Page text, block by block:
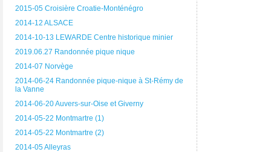
2015-05 Croisière Croatie-Monténégro
2014-12 ALSACE
2014-10-13 LEWARDE Centre historique minier
2019.06.27 Randonnée pique nique
2014-07 Norvège
2014-06-24 Randonnée pique-nique à St-Rémy de
la Vanne
2014-06-20 Auvers-sur-Oise et Giverny
2014-05-22 Montmartre (1)
2014-05-22 Montmartre (2)
2014-05 Alleyras